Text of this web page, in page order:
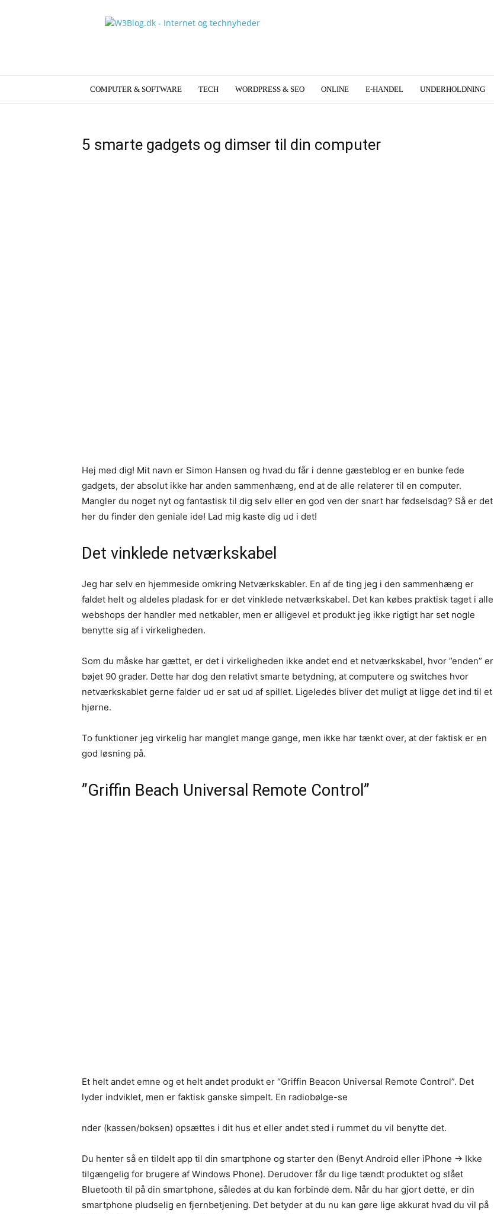
W3blog.dk
COMPUTER & SOFTWARE TECH WORDPRESS & SEO ONLINE E-HANDEL UNDERHOLDNING
5 smarte gadgets og dimser til din computer
Hej med dig! Mit navn er Simon Hansen og hvad du får i denne gæsteblog er en bunke fede
gadgets, der absolut ikke har anden sammenhæng, end at de alle relaterer til en computer.
Mangler du noget nyt og fantastisk til dig selv eller en god ven der snart har fødselsdag? Så er det
her du finder den geniale ide! Lad mig kaste dig ud i det!
Det vinklede netværkskabel
Jeg har selv en hjemmeside omkring Netværkskabler. En af de ting jeg i den sammenhæng er
faldet helt og aldeles pladask for er det vinklede netværkskabel. Det kan købes praktisk taget i alle
webshops der handler med netkabler, men er alligevel et produkt jeg ikke rigtigt har set nogle
benytte sig af i virkeligheden.
Som du måske har gættet, er det i virkeligheden ikke andet end et netværkskabel, hvor ”enden” er
bøjet 90 grader. Dette har dog den relativt smarte betydning, at computere og switches hvor
netværkskablet gerne falder ud er sat ud af spillet. Ligeledes bliver det muligt at ligge det ind til et
hjørne.
To funktioner jeg virkelig har manglet mange gange, men ikke har tænkt over, at der faktisk er en
god løsning på.
”Griffin Beach Universal Remote Control”
Et helt andet emne og et helt andet produkt er “Griffin Beacon Universal Remote Control”. Det
lyder indviklet, men er faktisk ganske simpelt. En radiobølge-se
nder (kassen/boksen) opsættes i dit hus et eller andet sted i rummet du vil benytte det.
Du henter så en tildelt app til din smartphone og starter den (Benyt Android eller iPhone -> Ikke
tilgængelig for brugere af Windows Phone). Derudover får du lige tændt produktet og slået
Bluetooth til på din smartphone, således at du kan forbinde dem. Når du har gjort dette, er din
smartphone pludselig en fjernbetjening. Det betyder at du nu kan gøre lige akkurat hvad du vil på